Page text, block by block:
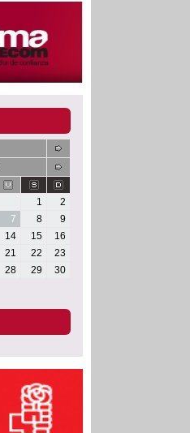
1
2
7 8
9
14 15
16
21 22
23
28 29
30